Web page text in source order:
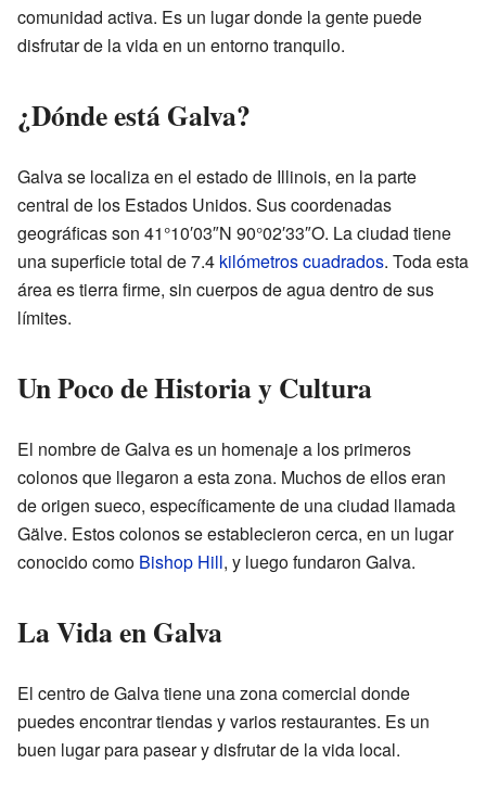
comunidad activa. Es un lugar donde la gente puede
disfrutar de la vida en un entorno tranquilo.
¿Dónde está Galva?
Galva se localiza en el estado de Illinois, en la parte
central de los Estados Unidos. Sus coordenadas
geográficas son 41°10′03″N 90°02′33″O. La ciudad tiene
una superficie total de 7.4 kilómetros cuadrados. Toda esta
área es tierra firme, sin cuerpos de agua dentro de sus
límites.
Un Poco de Historia y Cultura
El nombre de Galva es un homenaje a los primeros
colonos que llegaron a esta zona. Muchos de ellos eran
de origen sueco, específicamente de una ciudad llamada
Gälve. Estos colonos se establecieron cerca, en un lugar
conocido como Bishop Hill, y luego fundaron Galva.
La Vida en Galva
El centro de Galva tiene una zona comercial donde
puedes encontrar tiendas y varios restaurantes. Es un
buen lugar para pasear y disfrutar de la vida local.